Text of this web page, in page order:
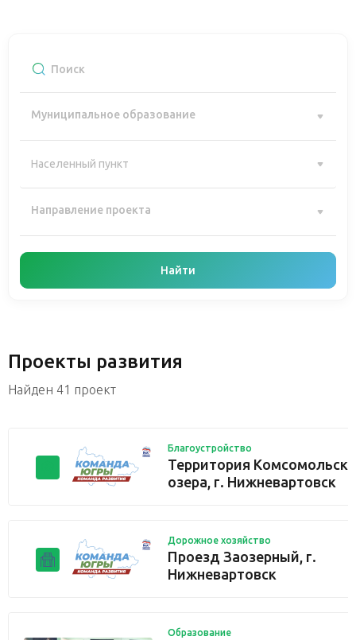
Муниципальное образование
Направление проекта
Найти
Проекты развития
Найден 41 проект
Благоустройство
Территория
озера, г. Нижневартовск
Дорожное хозяйство
Проезд Заозерный, г.
Нижневартовск
Образование